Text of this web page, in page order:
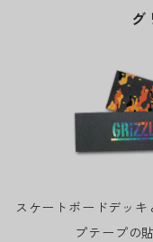
グ
スケートボードデッ
プテープの